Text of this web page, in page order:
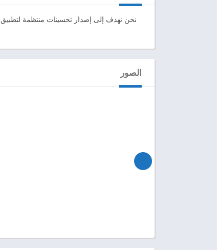
نحن نهدف إلى إصدار تحسينات منتظمة
الصور